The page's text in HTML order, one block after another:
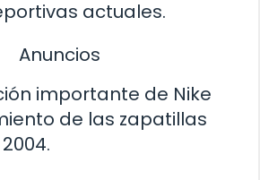
actuales.
Anuncios
importante de Nike
de las zapatillas